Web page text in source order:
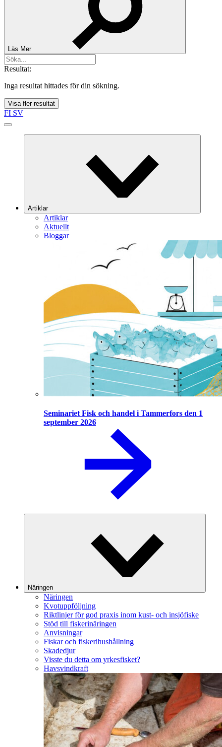
Läs Mer
Resultat:
Inga resultat hittades för din sökning.
Visa fler resultat
FI SV
Artiklar
Artiklar
Aktuellt
Bloggar
Seminariet Fisk och handel i Tammerfors den 1
september 2026
Näringen
Näringen
Kvotuppföljning
Riktlinjer för god praxis inom kust- och insjöfiske
Stöd till fiskerinäringen
Anvisningar
Fiskar och fiskerihushållning
Skadedjur
Visste du detta om yrkesfisket?
Havsvindkraft